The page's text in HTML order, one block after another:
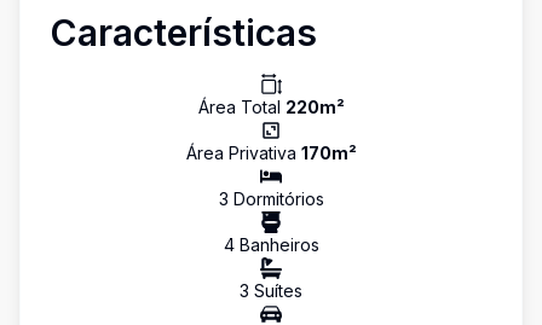
Características
Área Total 220m²
Área Privativa 170m²
3 Dormitórios
4Banheiros
3 Suítes